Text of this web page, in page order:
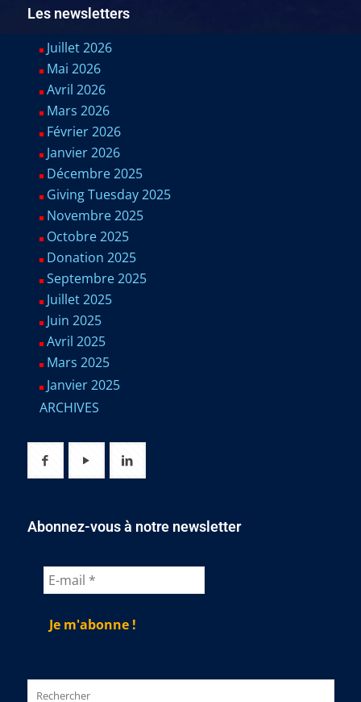
Les newsletters
Juillet 2026
Mai 2026
Avril 2026
Mars 2026
Février 2026
Janvier 2026
Décembre 2025
Giving Tuesday 2025
Novembre 2025
Octobre 2025
Donation 2025
Septembre 2025
Juillet 2025
Juin 2025
Avril 2025
Mars 2025
Janvier 2025
ARCHIVES
Abonnez-vous à notre newsletter